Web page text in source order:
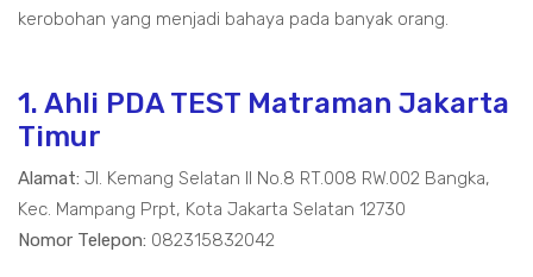
kerobohan yang menjadi bahaya pada banyak orang.
1. Ahli PDA TEST Matraman Jakarta
Timur
Alamat: Jl. Kemang Selatan II No.8 RT.008 RW.002 Bangka,
Kec. Mampang Prpt, Kota Jakarta Selatan 12730
Nomor Telepon: 082315832042